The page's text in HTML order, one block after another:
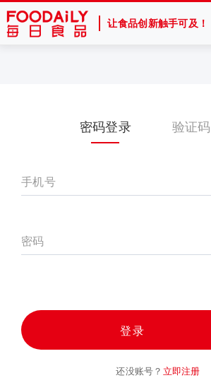
让食品创新触手可及！
密码登录 验证
手机号
密码
登录
还没账号？ 立即注册